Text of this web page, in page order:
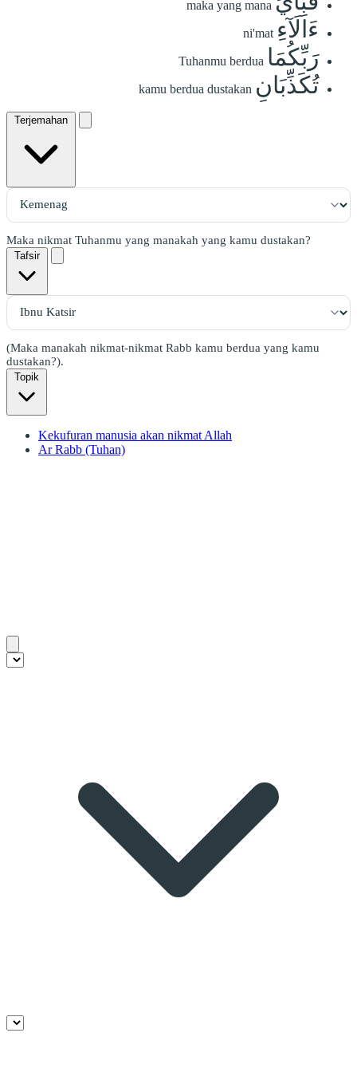
maka yang mana
ءَالَآءِ ni'mat
رَبِّكُمَا Tuhanmu berdua
تُكَذِّبَانِ kamu berdua dustakan
Terjemahan
Maka nikmat Tuhanmu yang manakah yang kamu dustakan?
Tafsir
(Maka manakah nikmat-nikmat Rabb kamu berdua yang kamu
dustakan?).
Topik
Kekufuran manusia akan nikmat Allah
Ar Rabb (Tuhan)